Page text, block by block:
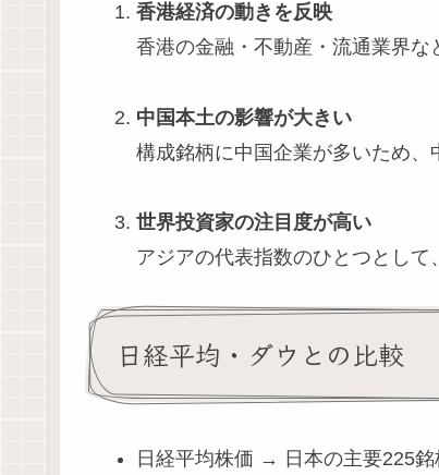
香港経済の動きを反映
香港の金融・不動産・流通業界な
中国本土の影響が大きい
構成銘柄に中国企業が多いため、
世界投資家の注目度が高い
アジアの代表指数のひとつとして
日経平均・ダウとの比較
日経平均株価 → 日本の主要225銘